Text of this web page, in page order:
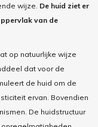
wijze. De huid ziet er
van de
op natuurlijke wijze
dat voor de
de huid om de
ervan. Bovendien
De huidstructuur